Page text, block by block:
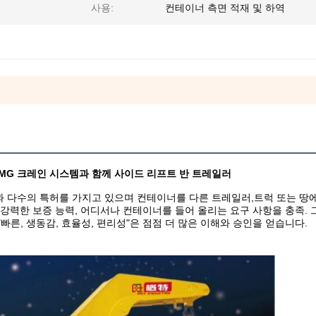
사용: 컨테이너 측면 적재 및 하역
크레인 시스템과 함께 사이드 리프트 반 트레일러
다수의 특허를 가지고 있으며 컨테이너를 다른 트레일러,트럭 또는 땅
력한 보증 능력, 어디서나 컨테이너를 들어 올리는 요구 사항을 충족.
른, 생동감, 효율성, 편리성"은 점점 더 많은 이해와 승인을 얻습니다.